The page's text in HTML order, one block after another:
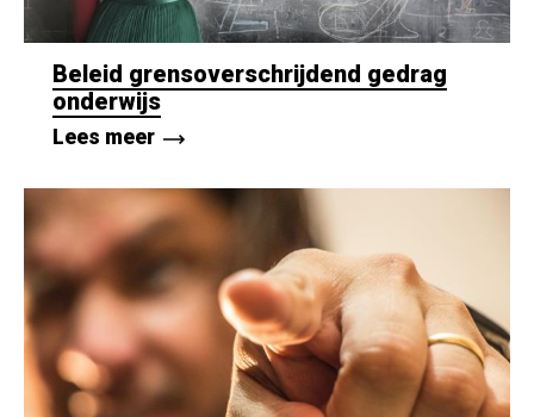
Beleid grensoverschrijdend gedrag
onderwijs
Lees meer